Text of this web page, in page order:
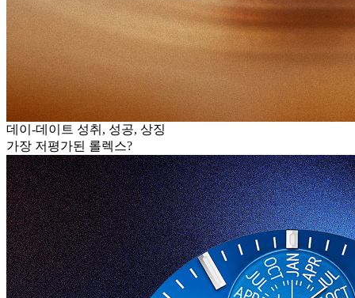
데이-데이트 성취, 성공, 상징
가장 저평가된 롤렉스?